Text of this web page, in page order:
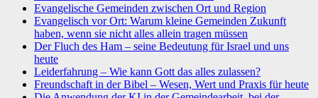
Evangelische Gemeinden zwischen Ort und Region
Evangelisch vor Ort: Warum kleine Gemeinden Zukunft
haben, wenn sie nicht alles allein tragen müssen
Der Fluch des Ham – seine Bedeutung für Israel und uns
heute
Leiderfahrung – Wie kann Gott das alles zulassen?
Freundschaft in der Bibel – Wesen, Wert und Praxis für heute